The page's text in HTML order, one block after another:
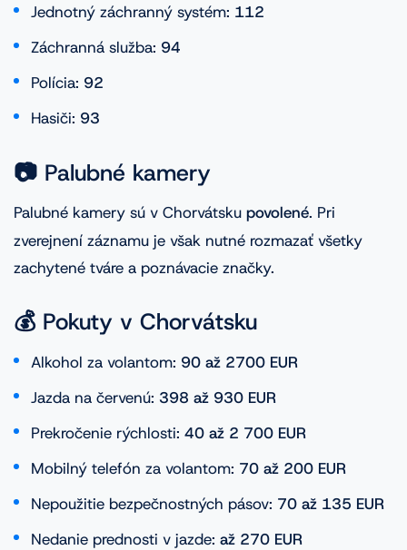
Jednotný záchranný systém: 112
Záchranná služba: 94
Polícia: 92
Hasiči: 93
📷 Palubné kamery
Palubné kamery sú v Chorvátsku povolené. Pri
zverejnení záznamu je však nutné rozmazať všetky
zachytené tváre a poznávacie značky.
💰 Pokuty v Chorvátsku
Alkohol za volantom: 90 až 2700 EUR
Jazda na červenú: 398 až 930 EUR
Prekročenie rýchlosti:40 až 2 700 EUR
Mobilný telefón za volantom: 70 až 200 EUR
Nepoužitie bezpečnostných pásov: 70 až 135 EUR
Nedanie prednosti v jazde:až 270 EUR